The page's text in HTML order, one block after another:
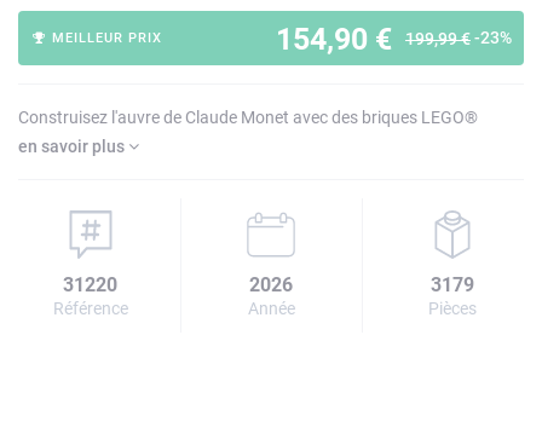
154,90 € 199,99 €-23%
MEILLEUR PRIX
Construisez l'auvre de Claude Monet avec des briques LEGO®
en savoir plus
31220
Référence
2026
Année
3179
Pièces